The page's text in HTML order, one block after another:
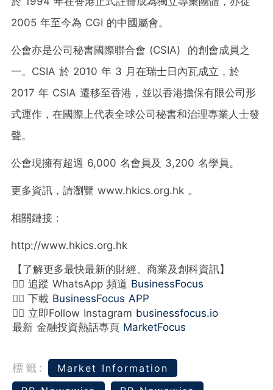
2005 年至今為 CGI 的中國屬會。
公會亦是公司秘書國際聯合會 (CSIA) 的創會成員之
一。CSIA 於 2010 年 3 月在瑞士日內瓦成立，於
2017 年 CSIA 遷移至香港，並以香港擔保有限公司形
式運作，在國際上代表全球公司秘書和治理專業人士發
聲。
公會現擁有超過 6,000 名會員及 3,200 名學員。
更多資訊，請瀏覽 www.hkics.org.hk 。
相關鏈接 :
http://www.hkics.org.hk
【了解更多最快最新的財經、商業及創科資訊】
👉🏻 追蹤 WhatsApp 頻道 BusinessFocus
👉🏻 下載 BusinessFocus APP
👉🏻 立即Follow Instagram businessfocus.io
最新 金融投資熱話專頁 MarketFocus
標籤:
Market Information